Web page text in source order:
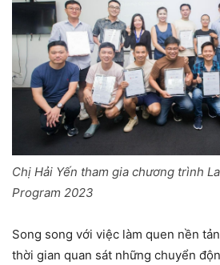
Chị Hải Yến tham gia chương trình
Program 2023
Song song với việc làm quen nền
thời gian quan sát những chuyển